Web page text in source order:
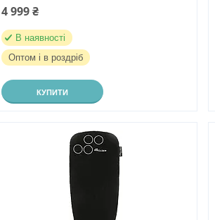
4 999 ₴
В наявності
Оптом і в роздріб
КУПИТИ